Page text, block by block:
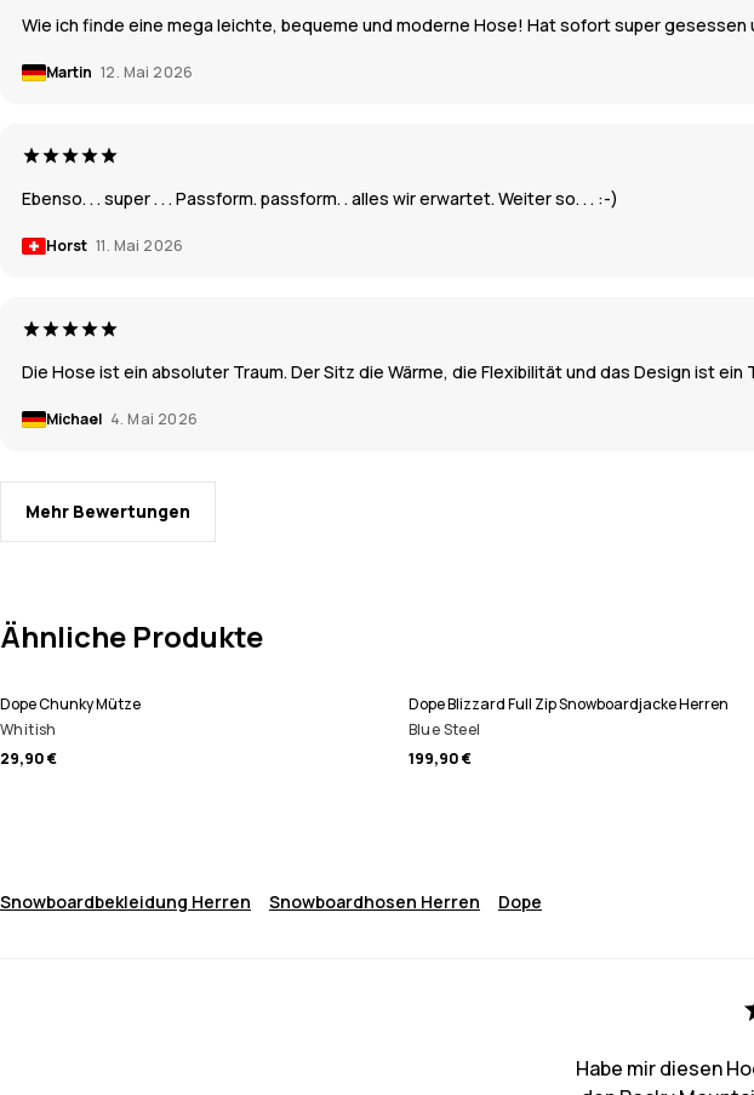
Wie ich finde eine mega leichte, bequeme und moderne Hose! Hat sofort super gesessen
Martin 12. Mai 2026
Ebenso. . . super . . . Passform. passform. . alles wir erwartet. Weiter so. . . :-)
Horst 11. Mai 2026
Die Hose ist ein absoluter Traum. Der Sitz die Wärme, die Flexibilität und das Design ist ein
Michael 4. Mai 2026
Mehr Bewertungen
Ähnliche Produkte
Dope Chunky Mütze
Whitish
29,90 €
Dope Blizzard Full Zip Snowboardjacke Herren
Blue Steel
199,90 €
Snowboardbekleidung Herren Snowboardhosen Herren Dope
Habe mir diesen